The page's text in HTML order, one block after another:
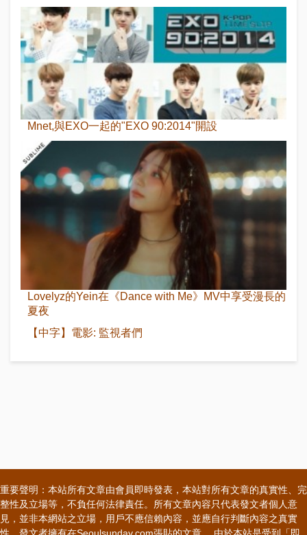
Mnet,與EXO一起的"EXO 90:2014"開設
Lovelyz的Yein在《Dance with Me》MV中享受漫長的
夏夜
【中字】電影: 監視者們
重要聲明：本站所有文章由會員即時發表，本站對所有文章的真實性、完
整性及立場等，不負任何法律責任。所有文章內容只代表發文者個人意
見，並非本網站之立場，用戶不應信賴內容，並應自行判斷內容之真實
性。發文者擁有在Seoulsunday.com張貼的文章。 由於本站是受到「即